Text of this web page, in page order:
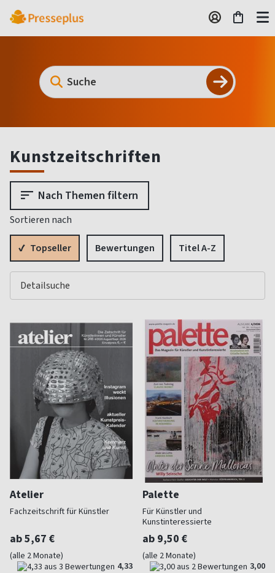
Kunstzeitschriften
Nach Themen filtern
Sortieren nach
Topseller Bewertungen Titel A-Z
Atelier
Fachzeitschrift für Künstler
ab 5,67 €
(alle 2 Monate)
4,33
Palette
Für Künstler und
Kunstinteressierte
ab 9,50 €
(alle 2 Monate)
3,00